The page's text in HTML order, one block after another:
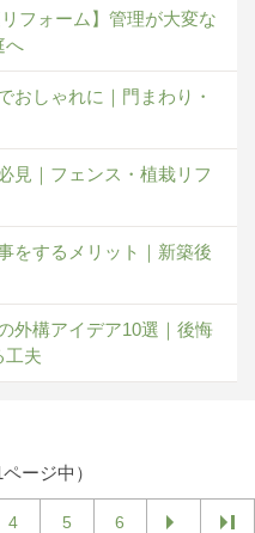
リフォーム】管理が大変な
へ
おしゃれに｜門まわり・
見｜フェンス・植栽リフ
をするメリット｜新築後
外構アイデア10選｜後悔
工夫
ージ中）
4 5 6